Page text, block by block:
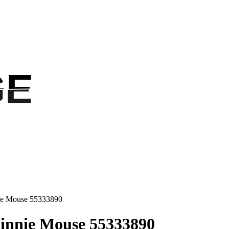
Mouse 55333890
Mouse 55333890